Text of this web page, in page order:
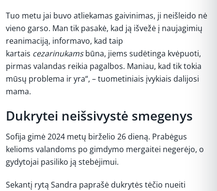
Tuo metu jai buvo atliekamas gaivinimas, ji neišleido nė
vieno garso. Man tik pasakė, kad ją išvežė į naujagimių
reanimaciją, informavo, kad taip
kartais cezarinukamsbūna, jiems sudėtinga kvėpuoti,
pirmas valandas reikia pagalbos. Maniau, kad tik tokia
mūsų problema ir yra“, – tuometiniais įvykiais dalijosi
mama.
Dukrytei neišsivystė smegenys
Sofija gimė 2024 metų birželio 26 dieną. Prabėgus
kelioms valandoms po gimdymo mergaitei negerėjo, o
gydytojai pasiliko ją stebėjimui.
Sekantį rytą Sandra paprašė dukrytės tėčio nueiti